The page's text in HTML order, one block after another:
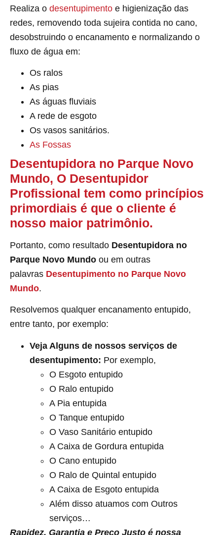
Realiza o desentupimento e higienização das
redes, removendo toda sujeira contida no cano,
desobstruindo o encanamento e normalizando o
fluxo de água em:
Os ralos
As pias
As águas fluviais
A rede de esgoto
Os vasos sanitários.
As Fossas
Desentupidora no Parque Novo
Mundo, O Desentupidor
Profissional tem como princípios
primordiais é que o cliente é
nosso maior patrimônio.
Portanto, como resultado Desentupidora no
Parque Novo Mundo ou em outras
palavras Desentupimento no Parque Novo
Mundo.
Resolvemos qualquer encanamento entupido,
entre tanto, por exemplo:
Veja Alguns de nossos serviços de
desentupimento: Por exemplo,
O Esgoto entupido
O Ralo entupido
A Pia entupida
O Tanque entupido
O Vaso Sanitário entupido
A Caixa de Gordura entupida
O Cano entupido
O Ralo de Quintal entupido
A Caixa de Esgoto entupida
Além disso atuamos com Outros
serviços…
Rapidez, Garantia e Preço Justo é nossa